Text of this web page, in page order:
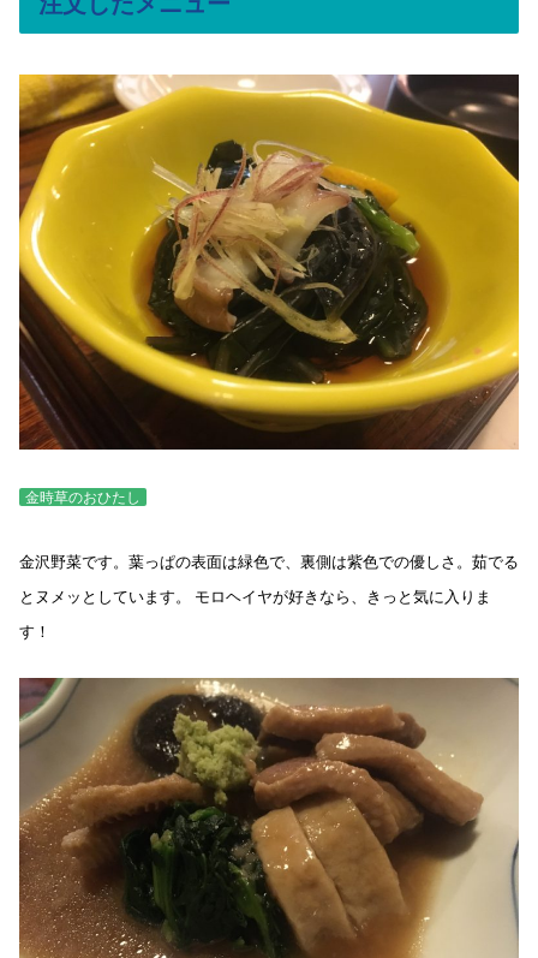
金時草のおひたし
金沢野菜です。葉っぱの表面は緑色で、裏側は紫色での優しさ。茹でる
とヌメッとしています。 モロヘイヤが好きなら、きっと気に入りま
す！